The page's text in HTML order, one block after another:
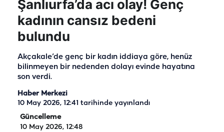
Şanlıurfa’da acı olay! Genç
kadının cansız bedeni
bulundu
Akçakale’de genç bir kadın iddiaya göre, henüz
bilinmeyen bir nedenden dolayı evinde hayatına
son verdi.
Haber Merkezi
10 May 2026, 12:41 tarihinde yayınlandı
Güncelleme
10 May 2026, 12:48